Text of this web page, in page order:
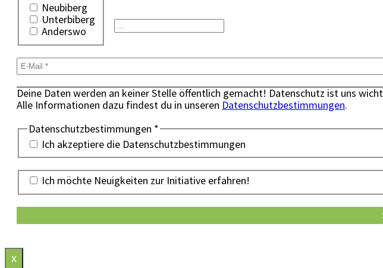
Neubiberg
Unterbiberg
Anderswo
Deine Daten werden an keiner Stelle öffentlich gemacht! Datenschutz ist uns
Alle Informationen dazu findest du in unseren Datenschutzbestimmungen.
Datenschutzbestimmungen *
Ich akzeptiere die Datenschutzbestimmungen
Ich möchte Neuigkeiten zur Initiative erfahren!
x